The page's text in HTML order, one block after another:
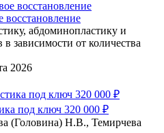
восстановление
абдоминопластику и
зависимости от количества
2026
под ключ 320 000 ₽
(Головина) Н.В., Темирчева